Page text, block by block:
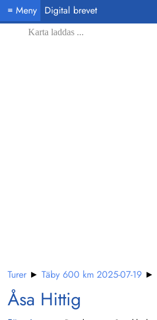
≡ Meny Digital brevet
Karta laddas ...
Turer► Täby 600 km 2025-07-19►
Åsa Hittig